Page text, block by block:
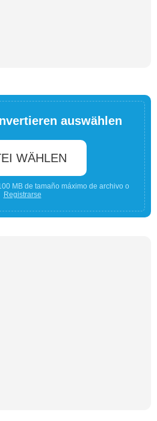
auswählen
WÄHLEN
MB de tamaño máximo de archivo o
Registrarse